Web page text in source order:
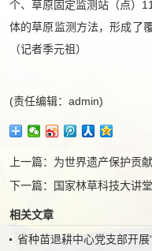
个、草原固定监测站（点）
体的草原监测方法，形成了
（记者季元祖）
(责任编辑：admin)
上一篇： 为世界遗产保护贡
下一篇：
国家林草科技大讲
相关文章
省种苗退耕中心党支部开展